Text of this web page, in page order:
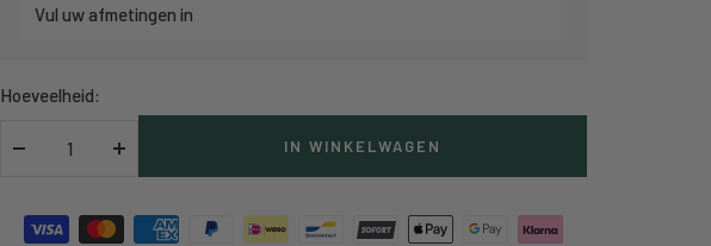
Vul uw afmetingen in
Hoeveelheid:
Verlaag
IN WINKELWAGEN